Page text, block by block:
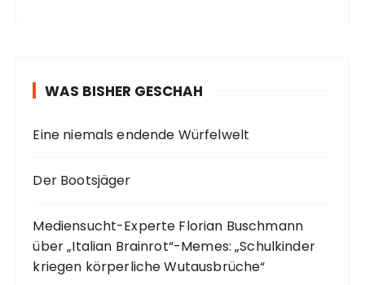
WAS BISHER GESCHAH
Eine niemals endende Würfelwelt
Der Bootsjäger
Mediensucht-Experte Florian Buschmann
über „Italian Brainrot“-Memes: „Schulkinder
kriegen körperliche Wutausbrüche“